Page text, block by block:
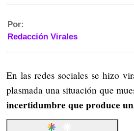
Por:
Redacción Virales
En las redes sociales se hizo
plasmada una situación que
incertidumbre que produce